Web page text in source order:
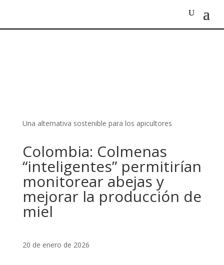
Una alternativa sostenible para los apicultores
Colombia: Colmenas
“inteligentes” permitirían
monitorear abejas y
mejorar la producción de
miel
20 de enero de 2026